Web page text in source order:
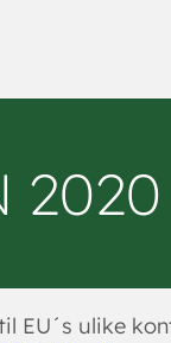
EU´s ulike